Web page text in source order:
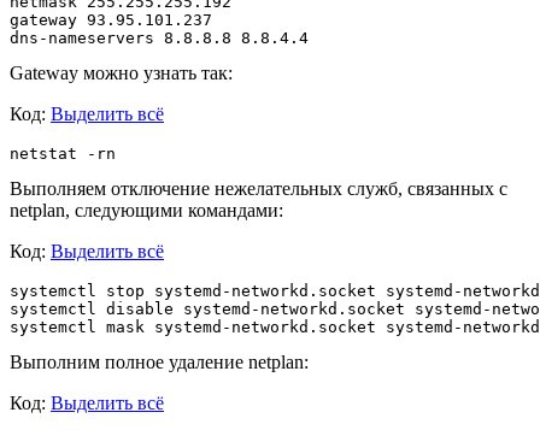
gateway 93.95.101.237
dns-nameservers 8.8.8.8 8.8.4.4
Gateway можно узнать так:
Код: Выделить всё
netstat -rn
Выполняем отключение нежелательных служб, связанных с
netplan, следующими командами:
Код: Выделить всё
systemctl stop systemd-networkd.socket systemd-
systemctl disable systemd-networkd.socket systemd-
Выполним полное удаление netplan:
Код: Выделить всё